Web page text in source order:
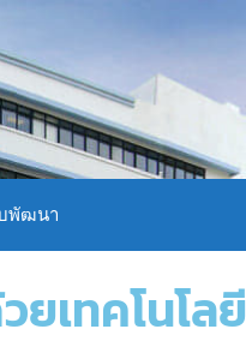
พัฒนา
เทคโนโลยี